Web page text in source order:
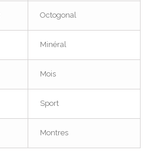
Octogonal
Minéral
Mois
Sport
Montres